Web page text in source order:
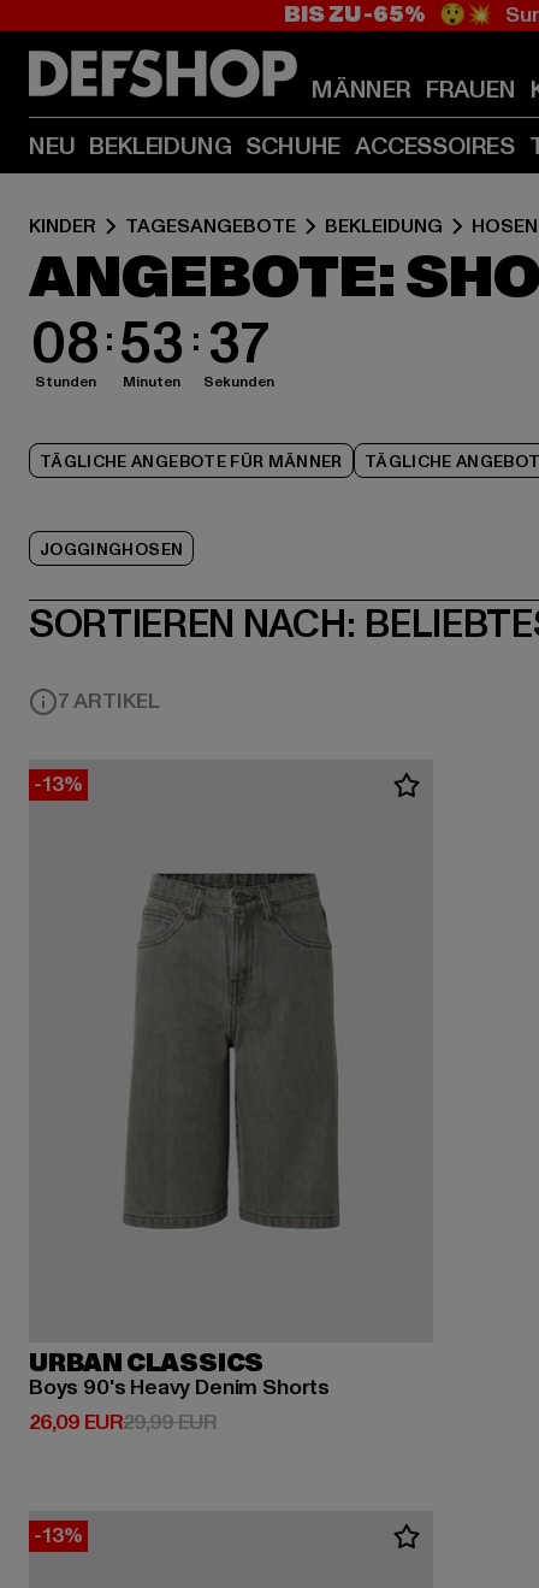
BIS ZU -65% 😲💥
MÄNNER FRAUEN
NEU BEKLEIDUNG SCHUHE ACCESSOIRES
KINDER TAGESANGEBOTE BEKLEIDUNG HOSEN
ANGEBOTE:
08
Stunden 53
Minuten 36
Sekunden
TÄGLICHE ANGEBOTE FÜR MÄNNER TÄGLICHE
JOGGINGHOSEN
SORTIEREN NACH:
7 ARTIKEL
-13%
URBAN CLASSICS
Boys 90's Heavy Denim Shorts
26,09 EUR
Derzeitiger Preis: 26,09 EUR
29,99 EURAktionspreis: 29,99 EUR
-13%